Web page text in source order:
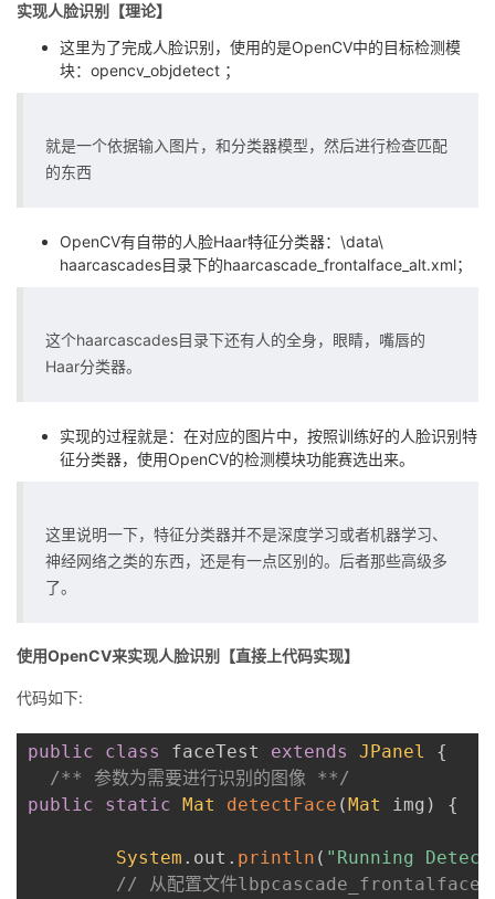
程
认
的
验
我
收
支
声
议
实现人脸识别【理论】
这里为了完成人脸识别，使用的是OpenCV中的目标检测模
块：opencv_objdetect ；
就是一个依据输入图片，和分类器模型，然后进行检查匹配
的东西
OpenCV有自带的人脸Haar特征分类器：\data\
haarcascades目录下的haarcascade_frontalface_alt.xml；
这个haarcascades目录下还有人的全身，眼睛，嘴唇的
Haar分类器。
实现的过程就是：在对应的图片中，按照训练好的人脸识别特
征分类器，使用OpenCV的检测模块功能赛选出来。
这里说明一下，特征分类器并不是深度学习或者机器学习、
神经网络之类的东西，还是有一点区别的。后者那些高级多
了。
使用OpenCV来实现人脸识别【直接上代码实现】
代码如下:
public class faceTest extends JPanel
{
/** 参数为需要进行识别的图像 **/
public
static Mat detectFace (Mat img ) {
System . out . println ( "Running
// 从配置文件lbpcascade_frontalface.xml